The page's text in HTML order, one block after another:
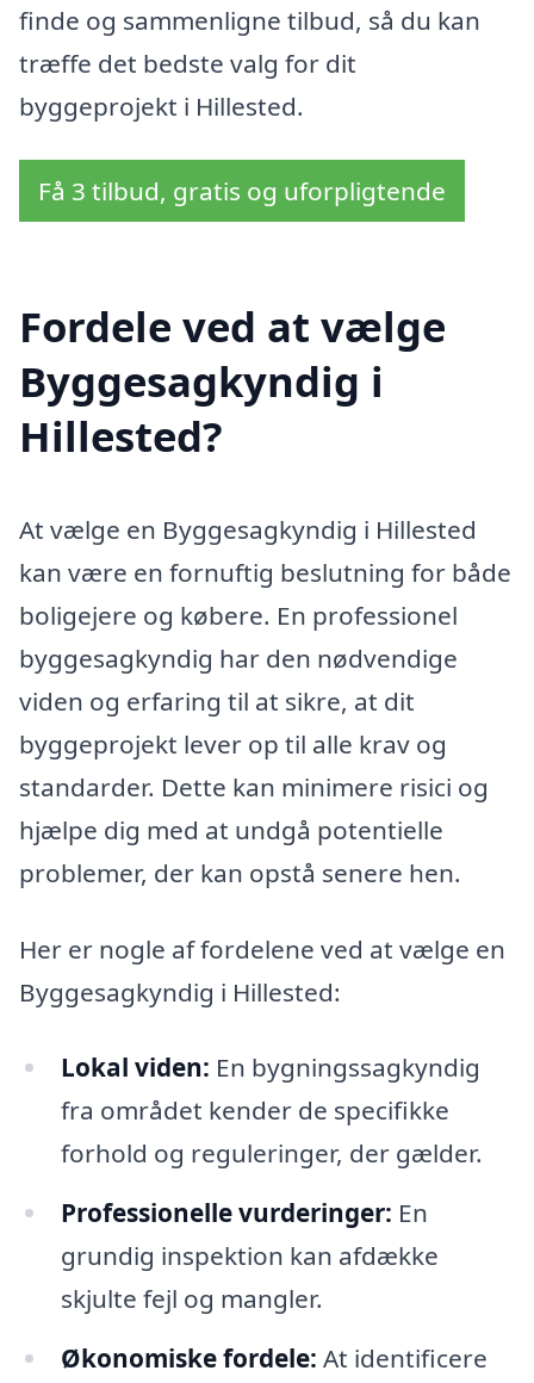
finde og sammenligne tilbud, så du kan
træffe det bedste valg for dit
byggeprojekt i Hillested.
Få 3 tilbud, gratis og uforpligtende
Fordele ved at vælge
Byggesagkyndig i
Hillested?
At vælge en Byggesagkyndig i Hillested
kan være en fornuftig beslutning for både
boligejere og købere. En professionel
byggesagkyndig har den nødvendige
viden og erfaring til at sikre, at dit
byggeprojekt lever op til alle krav og
standarder. Dette kan minimere risici og
hjælpe dig med at undgå potentielle
problemer, der kan opstå senere hen.
Her er nogle af fordelene ved at vælge en
Byggesagkyndig i Hillested:
Lokal viden: En bygningssagkyndig
fra området kender de specifikke
forhold og reguleringer, der gælder.
Professionelle vurderinger: En
grundig inspektion kan afdække
skjulte fejl og mangler.
Økonomiske fordele: At identificere